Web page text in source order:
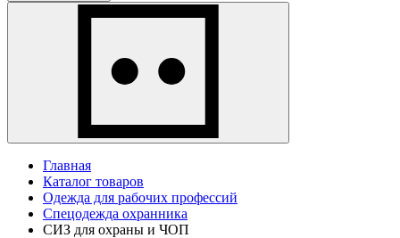
Главная
Каталог товаров
Одежда для рабочих профессий
Спецодежда охранника
СИЗ для охраны и ЧОП